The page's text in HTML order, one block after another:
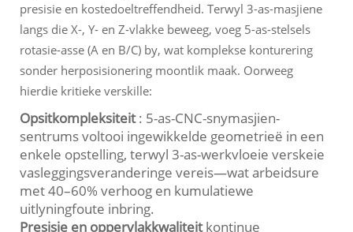
presisie en kostedoeltreffendheid. Terwyl 3-as-masjiene
langs die X-, Y- en Z-vlakke beweeg, voeg 5-as-stelsels
rotasie-asse (A en B/C) by, wat komplekse konturering
sonder herposisionering moontlik maak. Oorweeg
hierdie kritieke verskille:
Opsitkompleksiteit: 5-as-CNC-snymasjien-
sentrums voltooi ingewikkelde geometrieë in een
enkele opstelling, terwyl 3-as-werkvloeie verskeie
vasleggingsveranderinge vereis—wat arbeidsure
met 40–60% verhoog en kumulatiewe
uitlyningfoute inbring.
Presisie en oppervlakkwaliteitkontinue